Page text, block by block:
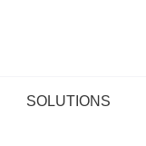
SOLUTIONS